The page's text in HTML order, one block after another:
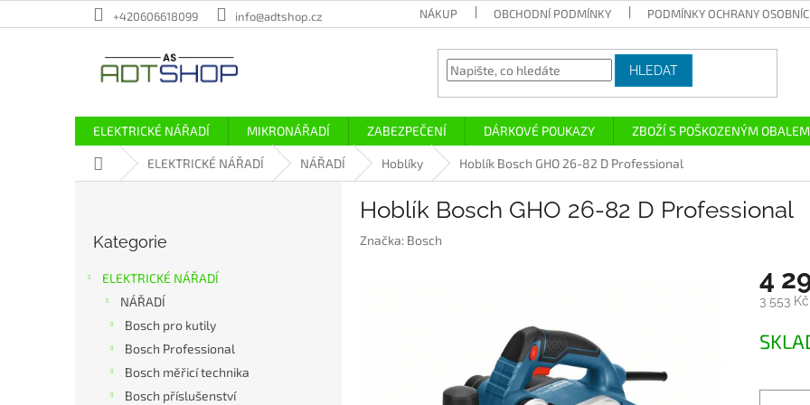
na
+420606618099 info@adtshop.cz NÁKUP OBCHODNÍ PODMÍNKY PODMÍNKY OCHRANY
HLEDAT
ELEKTRICKÉ NÁŘADÍ MIKRONÁŘADÍ ZABEZPEČENÍ DÁRKOVÉ POUKAZY ZBOŽÍ S POŠKOZENÝM OBALEM
Domů ELEKTRICKÉ NÁŘADÍ NÁŘADÍ Hoblíky Hoblík Bosch GHO 26-82 D Professional
kategorie
Kategorie
ELEKTRICKÉ NÁŘADÍ
NÁŘADÍ
Bosch pro kutily
Bosch Professional
Bosch měřicí technika
Bosch příslušenství
Hoblík Bosch GHO 26-82 D Professional
Značka: Bosch
4
3 553
cena: